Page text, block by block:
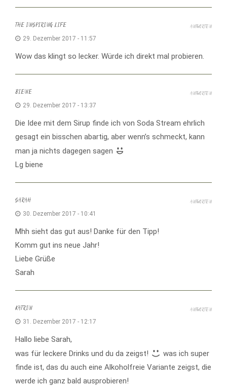
THE INSPIRING LIFE
29. Dezember 2017 - 11:57
Wow das klingt so lecker. Würde ich direkt mal probieren.
ANTWORTEN
BIENE
29. Dezember 2017 - 13:37
Die Idee mit dem Sirup finde ich von Soda Stream ehrlich
gesagt ein bisschen abartig, aber wenn’s schmeckt, kann
man ja nichts dagegen sagen
Lg biene
ANTWORTEN
SARAH
30. Dezember 2017 - 10:41
Mhh sieht das gut aus! Danke für den Tipp!
Komm gut ins neue Jahr!
Liebe Grüße
Sarah
ANTWORTEN
KATRIN
31. Dezember 2017 - 12:17
Hallo liebe Sarah,
was für leckere Drinks und du da zeigst!
was ich super
finde ist, das du auch eine Alkoholfreie Variante zeigst, die
werde ich ganz bald ausprobieren!
ANTWORTEN